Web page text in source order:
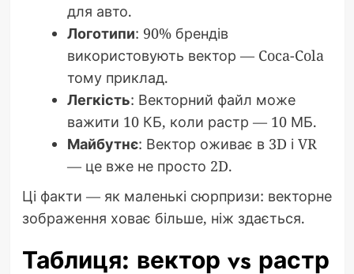
для авто.
Логотипи: 90% брендів
використовують вектор — Coca-Cola
тому приклад.
Легкість: Векторний файл може
важити 10 КБ, коли растр — 10 МБ.
Майбутнє: Вектор оживає в 3D і VR
— це вже не просто 2D.
Ці факти — як маленькі сюрпризи: векторне
зображення ховає більше, ніж здається.
Таблиця: вектор vs растр